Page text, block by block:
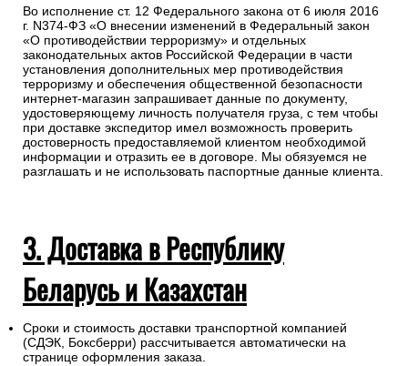
Во исполнение ст. 12 Федерального закона от 6 июля 2016
г. N374-ФЗ «О внесении изменений в Федеральный закон
«О противодействии терроризму» и отдельных
законодательных актов Российской Федерации в части
установления дополнительных мер противодействия
терроризму и обеспечения общественной безопасности
интернет-магазин запрашивает данные по документу,
удостоверяющему личность получателя груза, с тем чтобы
при доставке экспедитор имел возможность проверить
достоверность предоставляемой клиентом необходимой
информации и отразить ее в договоре. Мы обязуемся не
разглашать и не использовать паспортные данные клиента.
3. Доставка в Республику
Беларусь и Казахстан
Сроки и стоимость доставки транспортной компанией
(СДЭК, Боксберри) рассчитывается автоматически на
странице оформления заказа.